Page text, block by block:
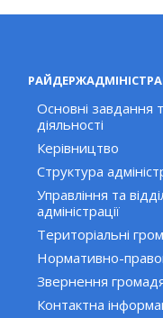
Основні завдання
діяльності
Керівництво
Структура
Управління та
адміністрації
Територіальні
Нормативно-
Звернення
Контактна